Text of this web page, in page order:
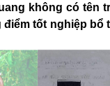
không có tên
tốt nghiệp bổ